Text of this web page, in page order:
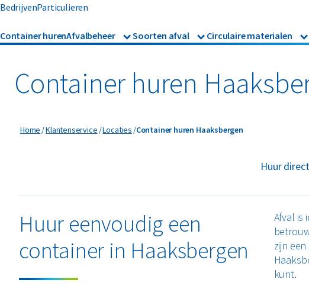
BedrijvenParticulieren
Container hurenAfvalbeheer
Afzetcontainers
Swill tank
Interne inzamelmiddelen
Soorten afval
Banden
Bouw- en sloopafval
Glas
Groen- en tuinafval
Grofvuil
Circulaire materialen
Hout Mineralen
Container huren
Home Klantenservice Locaties Container huren Haaksbergen
Container huren Haaksbergen
Huur
Huur eenvoudig een
container in Haaksbergen
Afval is
zijn
kunt.